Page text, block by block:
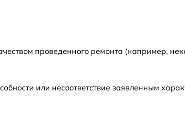
проведенного ремонта (например,
или несоответствие заявленным